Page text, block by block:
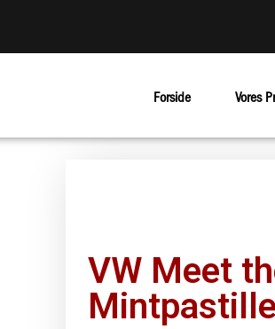
Forside Vores
VW Meet